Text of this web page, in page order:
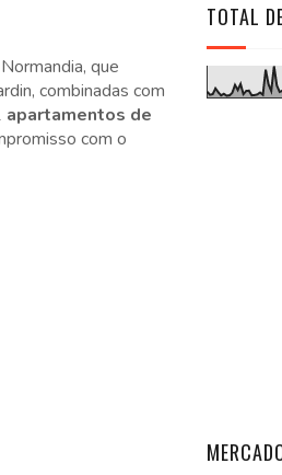
que
combinadas com
apartamentos de
com o
TOTAL